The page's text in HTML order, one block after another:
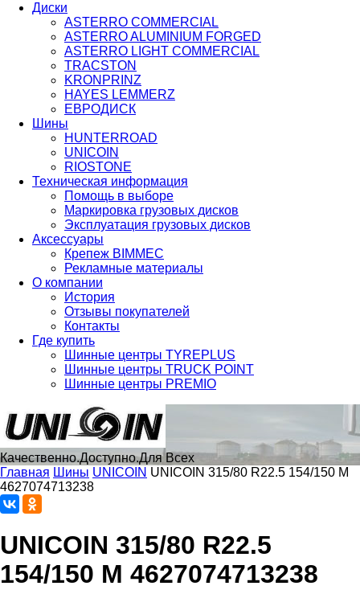
Диски
ASTERRO COMMERCIAL
ASTERRO ALUMINIUM FORGED
ASTERRO LIGHT COMMERCIAL
TRACSTON
KRONPRINZ
HAYES LEMMERZ
ЕВРОДИСК
Шины
HUNTERROAD​​​​​​​
UNICOIN
RIOSTONE
Техническая информация
Помощь в выборе
Маркировка грузовых дисков
Эксплуатация грузовых дисков
Аксессуары
Крепеж BIMMEC
Рекламные материалы
О компании
История
Отзывы покупателей
Контакты
Где купить
Шинные центры TYREPLUS
Шинные центры TRUCK POINT
Шинные центры PREMIO
Качественно.Доступно.Для Всех
Главная Шины UNICOIN UNICOIN 315/80 R22.5 154/150 M
4627074713238
UNICOIN 315/80 R22.5
154/150 M 4627074713238